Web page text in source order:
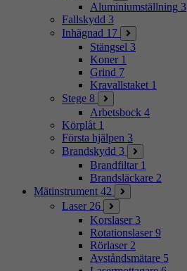
Aluminiumställning 3
Fallskydd 3
Inhägnad 17
Stängsel 3
Koner 1
Grind 7
Kravallstaket 1
Stege 8
Arbetsbock 4
Körplåt 1
Första hjälpen 3
Brandskydd 3
Brandfiltar 1
Brandsläckare 2
Mätinstrument 42
Laser 26
Korslaser 3
Rotationslaser 9
Rörlaser 2
Avståndsmätare 5